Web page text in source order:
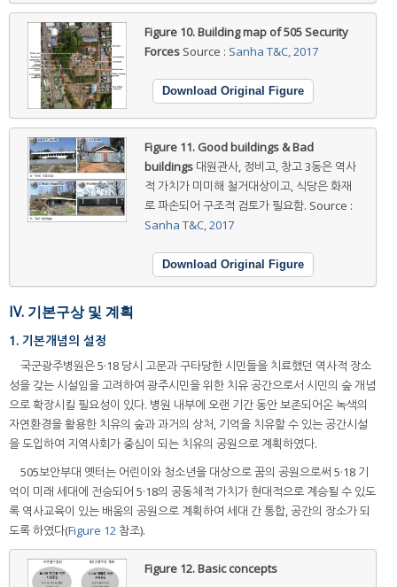
Figure 10.Building map of 505 Security
Forces Source : Sanha T&C, 2017
Download Original Figure
Figure 11. Good buildings & Bad
buildings 대원관사, 정비고, 창고 3동은 역사
적 가치가 미미해 철거대상이고, 식당은 화재
로 파손되어 구조적 검토가 필요함. Source :
Sanha T&C, 2017
Download Original Figure
IV. 기본구상 및 계획
1. 기본개념의 설정
국군광주병원은 5·18 당시 고문과 구타당한 시민들을 치료했던 역사적 장소
성을 갖는 시설임을 고려하여 광주시민을 위한 치유 공간으로서 시민의 숲 개념
으로 확장시킬 필요성이 있다. 병원 내부에 오랜 기간 동안 보존되어온 녹색의
자연환경을 활용한 치유의 숲과 과거의 상처, 기억을 치유할 수 있는 공간시설
을 도입하여 지역사회가 중심이 되는 치유의 공원으로 계획하였다.
505보안부대 옛터는 어린이와 청소년을 대상으로 꿈의 공원으로써 5·18 기
억이 미래 세대에 전승되어 5·18의 공동체적 가치가 현대적으로 계승될 수 있도
록 역사교육이 있는 배움의 공원으로 계획하여 세대 간 통합, 공간의 장소가 되
도록 하였다(Figure 12 참조).
Figure 12.Basic concepts